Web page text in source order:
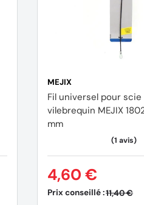
MEJIX
Fil universel pour scie
vilebrequin MEJIX
mm
Prix conseillé :11,40 €
4,60 €